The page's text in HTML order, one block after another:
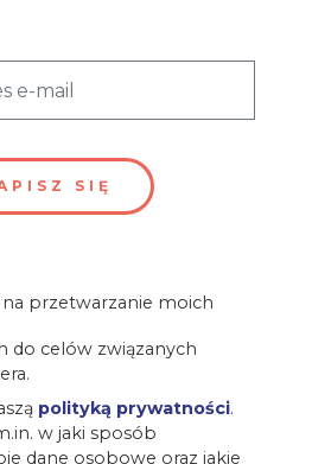
przetwarzanie moich
do celów związanych
polityką prywatności.
w jaki sposób
dane osobowe oraz jakie